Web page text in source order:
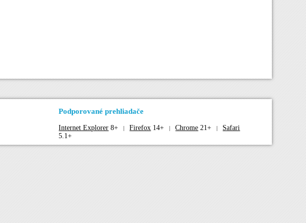
Podporované prehliadače
Internet Explorer 8+ | Firefox 14+ | Chrome 21+ |
Safari
5.1+